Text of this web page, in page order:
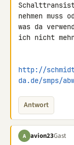
nehmen muss
was da
ich nicht
http://
da.de/smps/
Antwort
A avion23Gast